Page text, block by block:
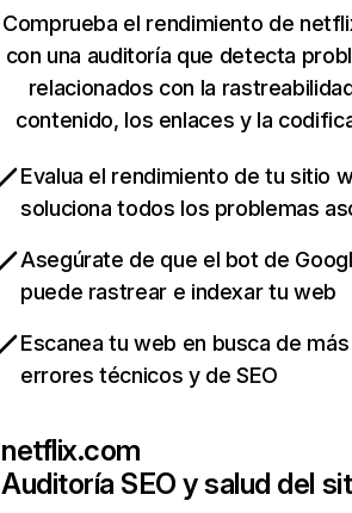
Comprueba el rendimiento de
con una auditoría que detecta
relacionados con la
contenido, los enlaces y la
Evalua el rendimiento de tu sitio
soluciona todos los problemas
Asegúrate de que el bot de
puede rastrear e indexar tu web
Escanea tu web en busca de
errores técnicos y de SEO
netflix.com
Auditoría SEO y salud del